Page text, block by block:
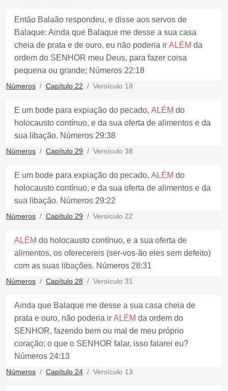
Então Balaão respondeu, e disse aos servos de
Balaque: Ainda que Balaque me desse a sua casa
cheia de prata e de ouro, eu não poderia ir ALÉM da
ordem do SENHOR meu Deus, para fazer coisa
pequena ou grande; Números 22:18
Números Capítulo 22 Versículo 18
E um bode para expiação do pecado, ALÉM do
holocausto contínuo, e da sua oferta de alimentos e da
sua libação. Números 29:38
Números Capítulo 29 Versículo 38
E um bode para expiação do pecado, ALÉM do
holocausto contínuo, e da sua oferta de alimentos e da
sua libação. Números 29:22
Números Capítulo 29 Versículo 22
ALÉM do holocausto contínuo, e a sua oferta de
alimentos, os oferecereis (ser-vos-ão eles sem defeito)
com as suas libações. Números 28:31
Números Capítulo 28 Versículo 31
Ainda que Balaque me desse a sua casa cheia de
prata e ouro, não poderia ir ALÉM da ordem do
SENHOR, fazendo bem ou mal de meu próprio
coração; o que o SENHOR falar, isso falarei eu?
Números 24:13
Números Capítulo 24 Versículo 13